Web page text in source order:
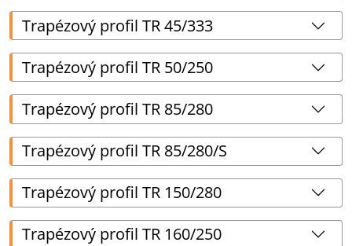
Trapézový profil TR 45/333
Trapézový profil TR 50/250
Trapézový profil TR 85/280
Trapézový profil TR 85/280/S
Trapézový profil TR 150/280
Trapézový profil TR 160/250